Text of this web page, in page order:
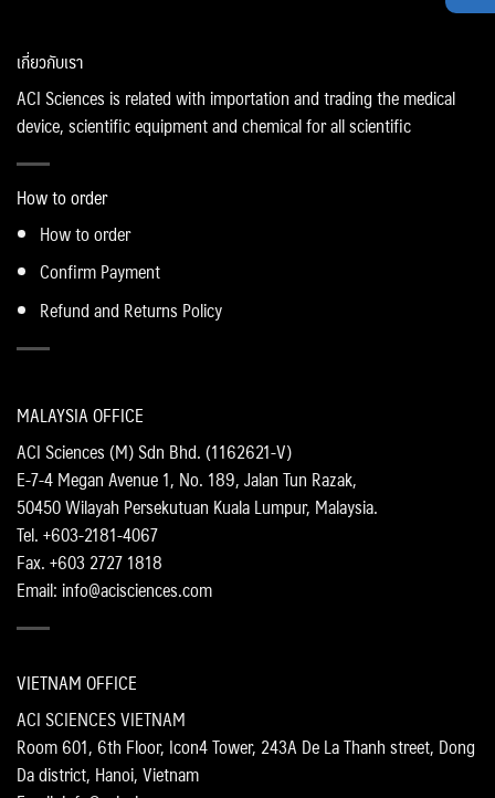
MALAYSIA OFFICE
ACI Sciences (M) Sdn Bhd. (1162621-V)
E-7-4 Megan Avenue 1, No. 189, Jalan Tun Razak,
50450 Wilayah Persekutuan Kuala Lumpur, Malaysia.
Tel. +603-2181-4067
Fax. +603 2727 1818
Email: info@acisciences.com
VIETNAM OFFICE
ACI SCIENCES VIETNAM
Room 601, 6th Floor, Icon4 Tower, 243A De La Thanh street, Dong
Da district, Hanoi, Vietnam
เกี่ยวกับเรา
ACI Sciences is related with importation and trading the medical
device, scientific equipment and chemical for all scientific
How to order
How to order
Confirm Payment
Refund and Returns Policy